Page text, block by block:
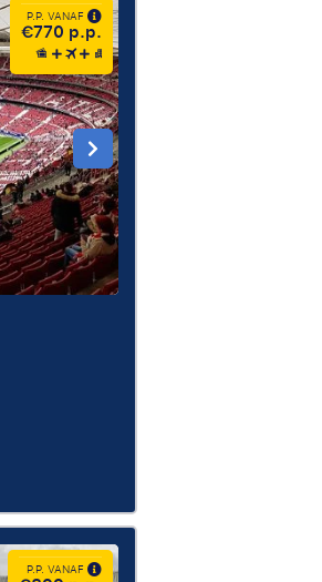
P.P. VANAF
€770 p.p.
P.P. VANAF